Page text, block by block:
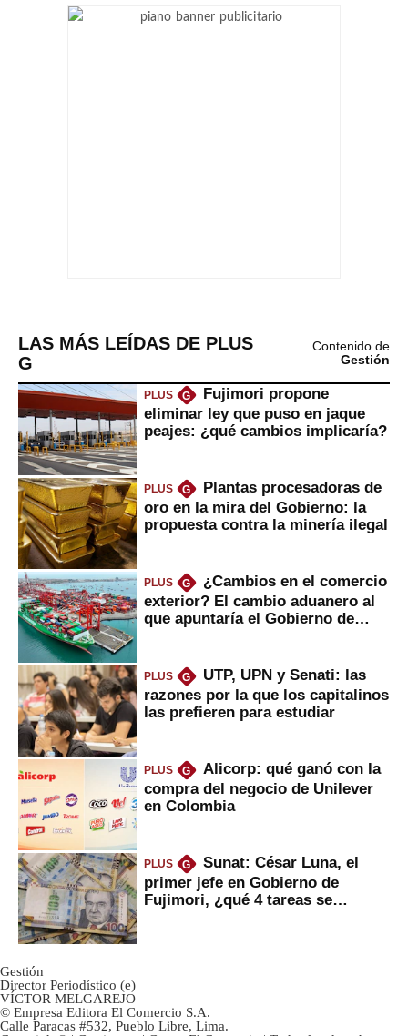
LAS MÁS LEÍDAS DE PLUS
G
Contenido de
Gestión
PLUS G
Fujimori propone
eliminar ley que puso en jaque
peajes: ¿qué cambios implicaría?
PLUS G
Plantas procesadoras de
oro en la mira del Gobierno: la
propuesta contra la minería ilegal
PLUS G
¿Cambios en el comercio
exterior? El cambio aduanero al
que apuntaría el Gobierno de
PLUS G
UTP, UPN y Senati: las
razones por la que los capitalinos
las prefieren para estudiar
PLUS G
Alicorp: qué ganó con la
compra del negocio de Unilever
en Colombia
PLUS G
Sunat: César Luna, el
primer jefe en Gobierno de
Fujimori, ¿qué 4 tareas se
Gestión
Director Periodístico (e)
VÍCTOR MELGAREJO
© Empresa Editora El Comercio S.A.
Calle Paracas #532, Pueblo Libre, Lima.